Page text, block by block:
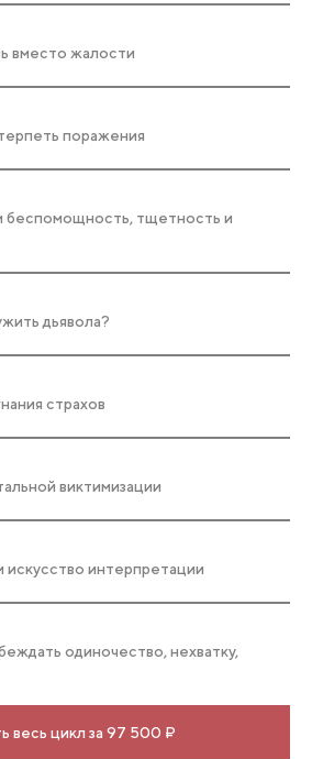
вместо жалости
поражения
беспомощность, тщетность и
дьявола?
страхов
виктимизации
искусство интерпретации
одиночество, нехватку,
весь цикл за 97 500 ₽